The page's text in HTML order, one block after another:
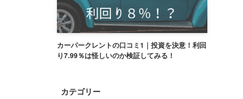
カーパークレントの口コミ1｜投資を決意！利回
り7.99％は怪しいのか検証してみる！
カテゴリー